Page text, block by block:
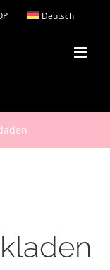
Deutsch